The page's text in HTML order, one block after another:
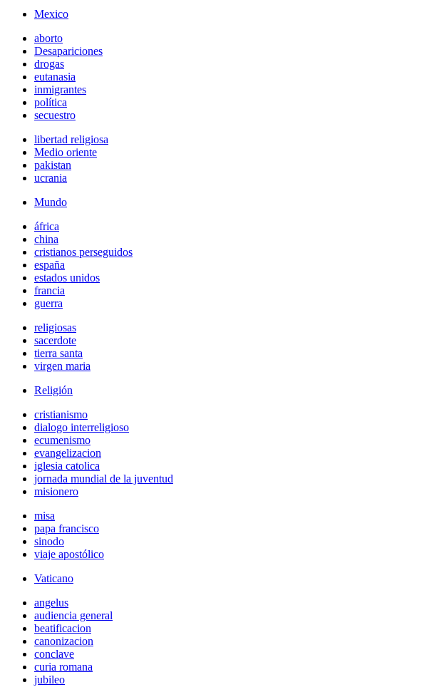
Mexico
aborto
Desapariciones
drogas
eutanasia
inmigrantes
política
secuestro
libertad religiosa
Medio oriente
pakistan
ucrania
Mundo
áfrica
china
cristianos perseguidos
españa
estados unidos
francia
guerra
religiosas
sacerdote
tierra santa
virgen maria
Religión
cristianismo
dialogo interreligioso
ecumenismo
evangelizacion
iglesia catolica
jornada mundial de la juventud
misionero
misa
papa francisco
sinodo
viaje apostólico
Vaticano
angelus
audiencia general
beatificacion
canonizacion
conclave
curia romana
jubileo